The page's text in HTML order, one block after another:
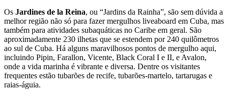
Os Jardines de la Reina, ou “Jardins da Rainha”, são sem dúvida a
melhor região não só para fazer mergulhos liveaboard em Cuba, mas
também para atividades subaquáticas no Caribe em geral. São
aproximadamente 230 ilhetas que se estendem por 240 quilômetros
ao sul de Cuba. Há alguns maravilhosos pontos de mergulho aqui,
incluindo Pipin, Farallon, Vicente, Black Coral I e II, e Avalon,
onde a vida marinha é vibrante e diversa. Dentre os visitantes
frequentes estão tubarões de recife, tubarões-martelo, tartarugas e
raias-águia.